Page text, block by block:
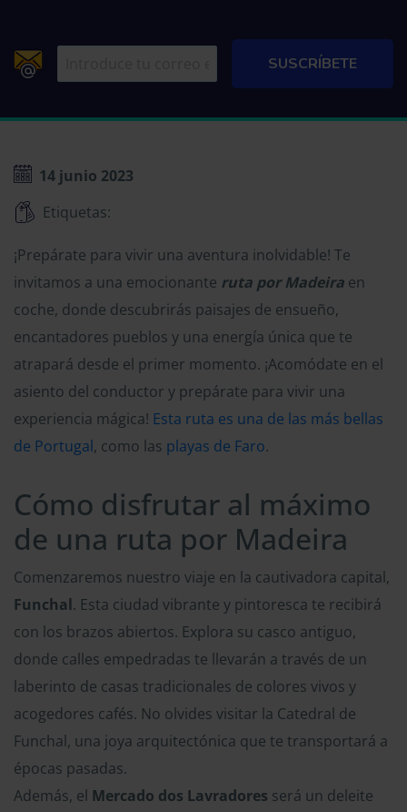
14 junio 2023
Etiquetas:
¡Prepárate para vivir una aventura inolvidable! Te
invitamos a una emocionante ruta por Madeira en
coche, donde descubrirás paisajes de ensueño,
encantadores pueblos y una energía única que te
atrapará desde el primer momento. ¡Acomódate en el
asiento del conductor y prepárate para vivir una
experiencia mágica! Esta ruta es una de las más bellas
de Portugal, como las playas de Faro.
Cómo disfrutar al máximo
de una ruta por Madeira
Comenzaremos nuestro viaje en la cautivadora capital,
Funchal. Esta ciudad vibrante y pintoresca te recibirá
con los brazos abiertos. Explora su casco antiguo,
donde calles empedradas te llevarán a través de un
laberinto de casas tradicionales de colores vivos y
acogedores cafés. No olvides visitar la Catedral de
Funchal, una joya arquitectónica que te transportará a
épocas pasadas.
Además, el Mercado dos Lavradores será un deleite